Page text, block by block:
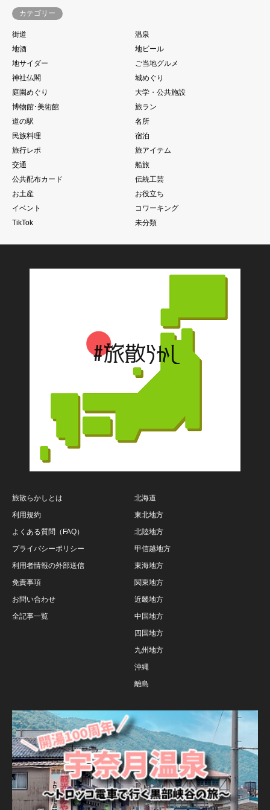
カテゴリー
街道
温泉
地酒
地ビール
地サイダー
ご当地グルメ
神社仏閣
城めぐり
庭園めぐり
大学・公共施設
博物館･美術館
旅ラン
道の駅
名所
民族料理
宿泊
旅行レポ
旅アイテム
交通
船旅
公共配布カード
伝統工芸
お土産
お役立ち
イベント
コワーキング
TikTok
未分類
旅散らかしとは
利用規約
よくある質問（FAQ）
プライバシーポリシー
利用者情報の外部送信
免責事項
お問い合わせ
全記事一覧
北海道
東北地方
北陸地方
甲信越地方
東海地方
関東地方
近畿地方
中国地方
四国地方
九州地方
沖縄
離島